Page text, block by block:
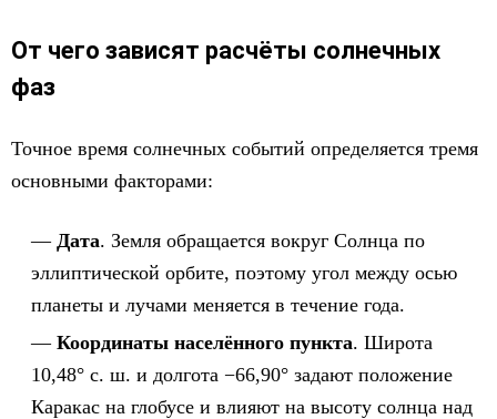
От чего зависят расчёты солнечных
фаз
Точное время солнечных событий определяется тремя
основными факторами:
Дата. Земля обращается вокруг Солнца по
эллиптической орбите, поэтому угол между осью
планеты и лучами меняется в течение года.
Координаты населённого пункта. Широта
10,48° с. ш. и долгота −66,90° задают положение
Каракас на глобусе и влияют на высоту солнца над